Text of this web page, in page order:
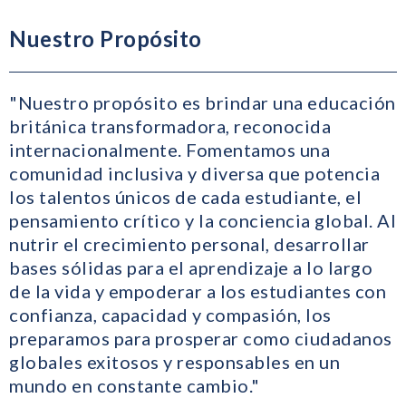
Nuestro Propósito
"Nuestro propósito es brindar una educación
británica transformadora, reconocida
internacionalmente. Fomentamos una
comunidad inclusiva y diversa que potencia
los talentos únicos de cada estudiante, el
pensamiento crítico y la conciencia global. Al
nutrir el crecimiento personal, desarrollar
bases sólidas para el aprendizaje a lo largo
de la vida y empoderar a los estudiantes con
confianza, capacidad y compasión, los
preparamos para prosperar como ciudadanos
globales exitosos y responsables en un
mundo en constante cambio."